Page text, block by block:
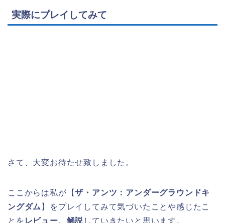
実際にプレイしてみて
さて、大変お待たせ致しました。
ここからは私が【ザ・アンツ：アンダーグラウンドキ
ングダム 】をプレイしてみて気づいたことや感じたこ
とを レビュー、解説していきたいと思います。